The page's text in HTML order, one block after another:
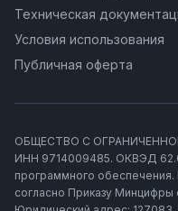
Техническая
Условия использования
Публичная оферта
ОБЩЕСТВО С
ИНН 9714009485. ОКВЭД
программного обеспечения.
согласно Приказу Минцифры